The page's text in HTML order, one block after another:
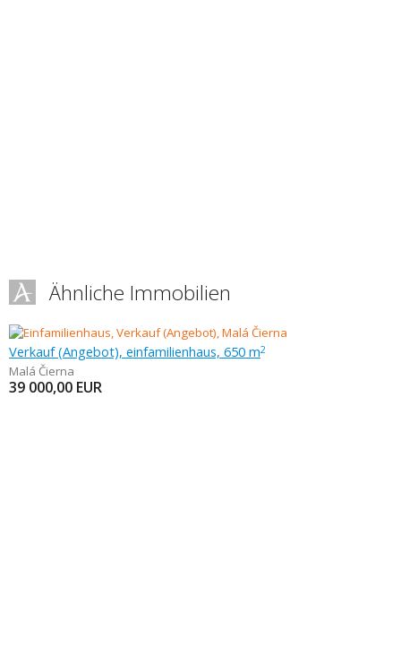
Ähnliche Immobilien
Verkauf (Angebot), einfamilienhaus, 650 m2
Malá Čierna
39 000,00 EUR